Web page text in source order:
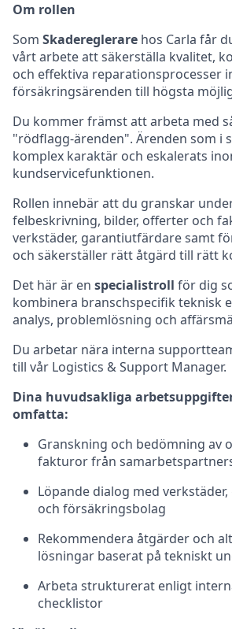
Om rollen
Som Skadereglerare hos Carla får
vårt arbete att säkerställa kvalitet,
och effektiva reparationsprocesser
försäkringsärenden till högsta
Du kommer främst att arbeta med
"rödflagg-ärenden". Ärenden som i
komplex karaktär och eskalerats
kundservicefunktionen.
Rollen innebär att du granskar
felbeskrivning, bilder, offerter och
verkstäder, garantiutfärdare samt
och säkerställer rätt åtgärd till rätt
Det här är en specialistroll för dig
kombinera branschspecifik teknisk
analys, problemlösning och
Du arbetar nära interna
till vår Logistics & Support Manager.
Dina huvudsakliga
omfatta:
Granskning och bedömning av
fakturor från
Löpande dialog med
och försäkringsbolag
Rekommendera åtgärder och
lösningar baserat på tekniskt
Arbeta strukturerat enligt
checklistor